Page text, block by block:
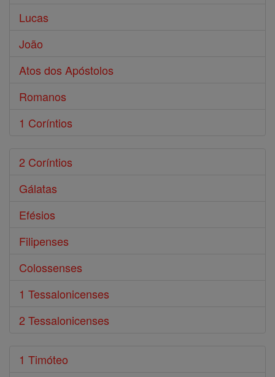
Lucas
João
Atos dos Apóstolos
Romanos
1 Coríntios
2 Coríntios
Gálatas
Efésios
Filipenses
Colossenses
1 Tessalonicenses
2 Tessalonicenses
1 Timóteo